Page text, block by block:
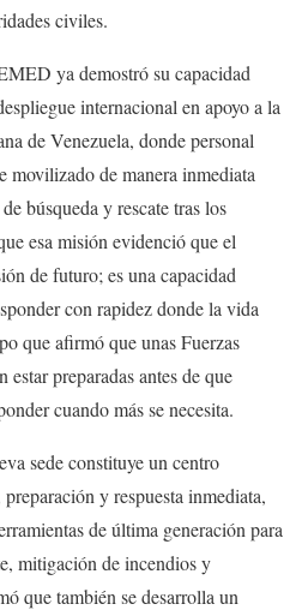
civiles.
ya demostró su capacidad
internacional en apoyo a la
de Venezuela, donde personal
movilizado de manera inmediata
búsqueda y rescate tras los
esa misión evidenció que el
de futuro; es una capacidad
con rapidez donde la vida
que afirmó que unas Fuerzas
preparadas antes de que
cuando más se necesita.
sede constituye un centro
y respuesta inmediata,
de última generación para
mitigación de incendios y
que también se desarrolla un